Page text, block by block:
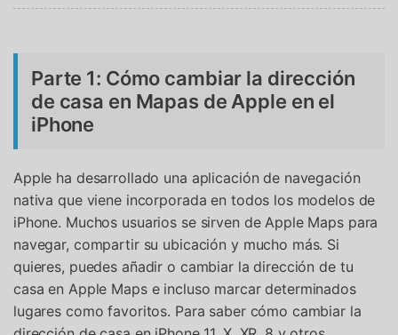
Parte 1: Cómo cambiar la dirección
de casa en Mapas de Apple en el
iPhone
Apple ha desarrollado una aplicación de navegación
nativa que viene incorporada en todos los modelos de
iPhone. Muchos usuarios se sirven de Apple Maps para
navegar, compartir su ubicación y mucho más. Si
quieres, puedes añadir o cambiar la dirección de tu
casa en Apple Maps e incluso marcar determinados
lugares como favoritos. Para saber cómo cambiar la